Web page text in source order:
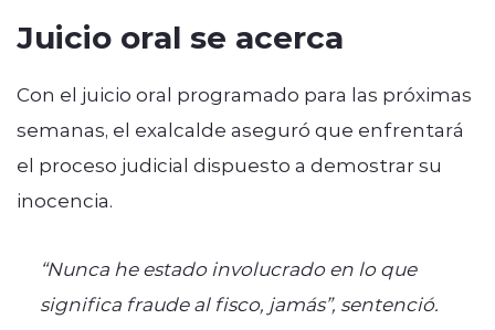
Juicio oral se acerca
Con el juicio oral programado para las próximas
semanas, el exalcalde aseguró que enfrentará
el proceso judicial dispuesto a demostrar su
inocencia.
“Nunca he estado involucrado en lo que
significa fraude al fisco, jamás”, sentenció.